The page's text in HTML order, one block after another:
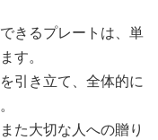
きるプレートは、単
す。
引き立て、全体的に
た大切な人への贈り